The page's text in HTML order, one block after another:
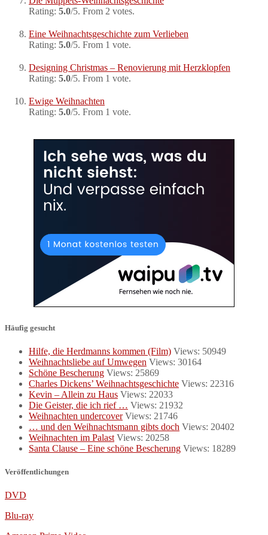
Rating: 5.0/5. From 2 votes.
Eine Weihnachtsgeschichte zum Verlieben
Rating: 5.0/5. From 1 vote.
Designing Christmas – Renovierung mit Herzklopfen
Rating: 5.0/5. From 1 vote.
Ewige Weihnachten
Rating: 5.0/5. From 1 vote.
Häufig gesucht
Hilfe, die Herdmanns kommen (Film) Views: 50949
Weihnachtsliebe auf Umwegen Views: 30164
Schöne Bescherung Views: 25869
Charles Dickens’ Weihnachtsgeschichte Views: 22316
Kevin – Allein zu Haus Views: 22033
Die Geister, die ich rief … Views: 21932
Weihnachten undercover Views: 21746
… und den Weihnachtsmann gibts doch Views: 20402
Weihnachten im Palast Views: 20258
Santa Clause – Eine schöne Bescherung Views: 18289
Veröffentlichungen
DVD
Blu-ray